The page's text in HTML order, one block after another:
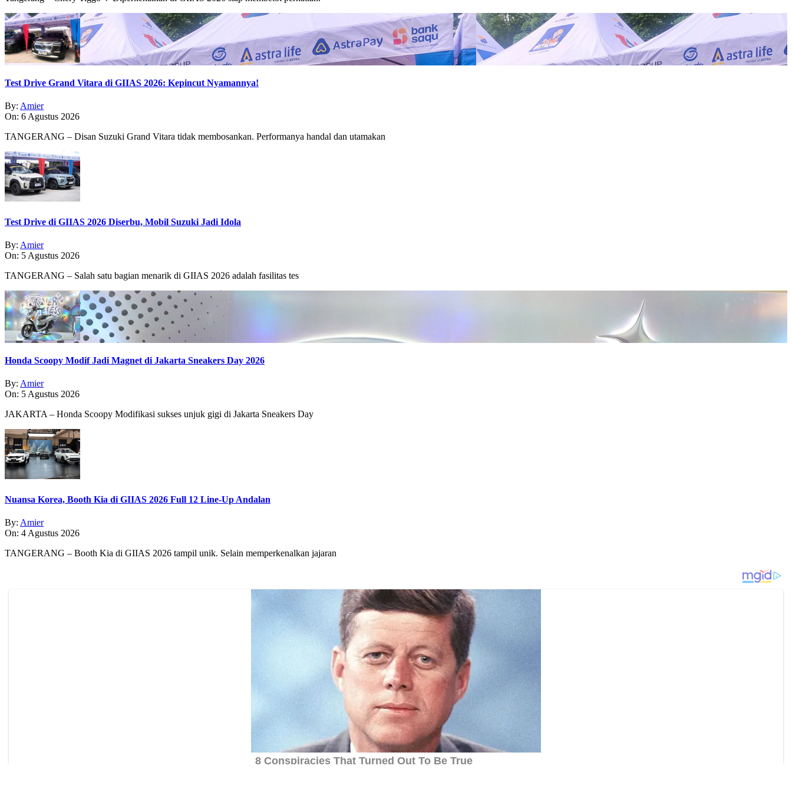
Test Drive Grand Vitara di GIIAS 2026: Kepincut Nyamannya!
By: Amier
On: 6 Agustus 2026
TANGERANG – Disan Suzuki Grand Vitara tidak membosankan. Performanya handal dan utamakan
Test Drive di GIIAS 2026 Diserbu, Mobil Suzuki Jadi Idola
By: Amier
On: 5 Agustus 2026
TANGERANG – Salah satu bagian menarik di GIIAS 2026 adalah fasilitas tes
Honda Scoopy Modif Jadi Magnet di Jakarta Sneakers Day 2026
By: Amier
On: 5 Agustus 2026
JAKARTA – Honda Scoopy Modifikasi sukses unjuk gigi di Jakarta Sneakers Day
Nuansa Korea, Booth Kia di GIIAS 2026 Full 12 Line-Up Andalan
By: Amier
On: 4 Agustus 2026
TANGERANG – Booth Kia di GIIAS 2026 tampil unik. Selain memperkenalkan jajaran